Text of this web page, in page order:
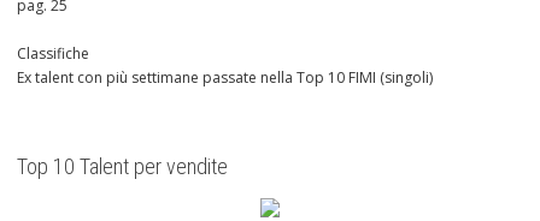
pag. 25
Classifiche
Ex talent con più settimane passate nella Top 10 FIMI (singoli)
Top 10 Talent per vendite